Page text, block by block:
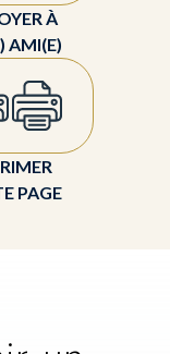
À
AMI(E)
PAGE